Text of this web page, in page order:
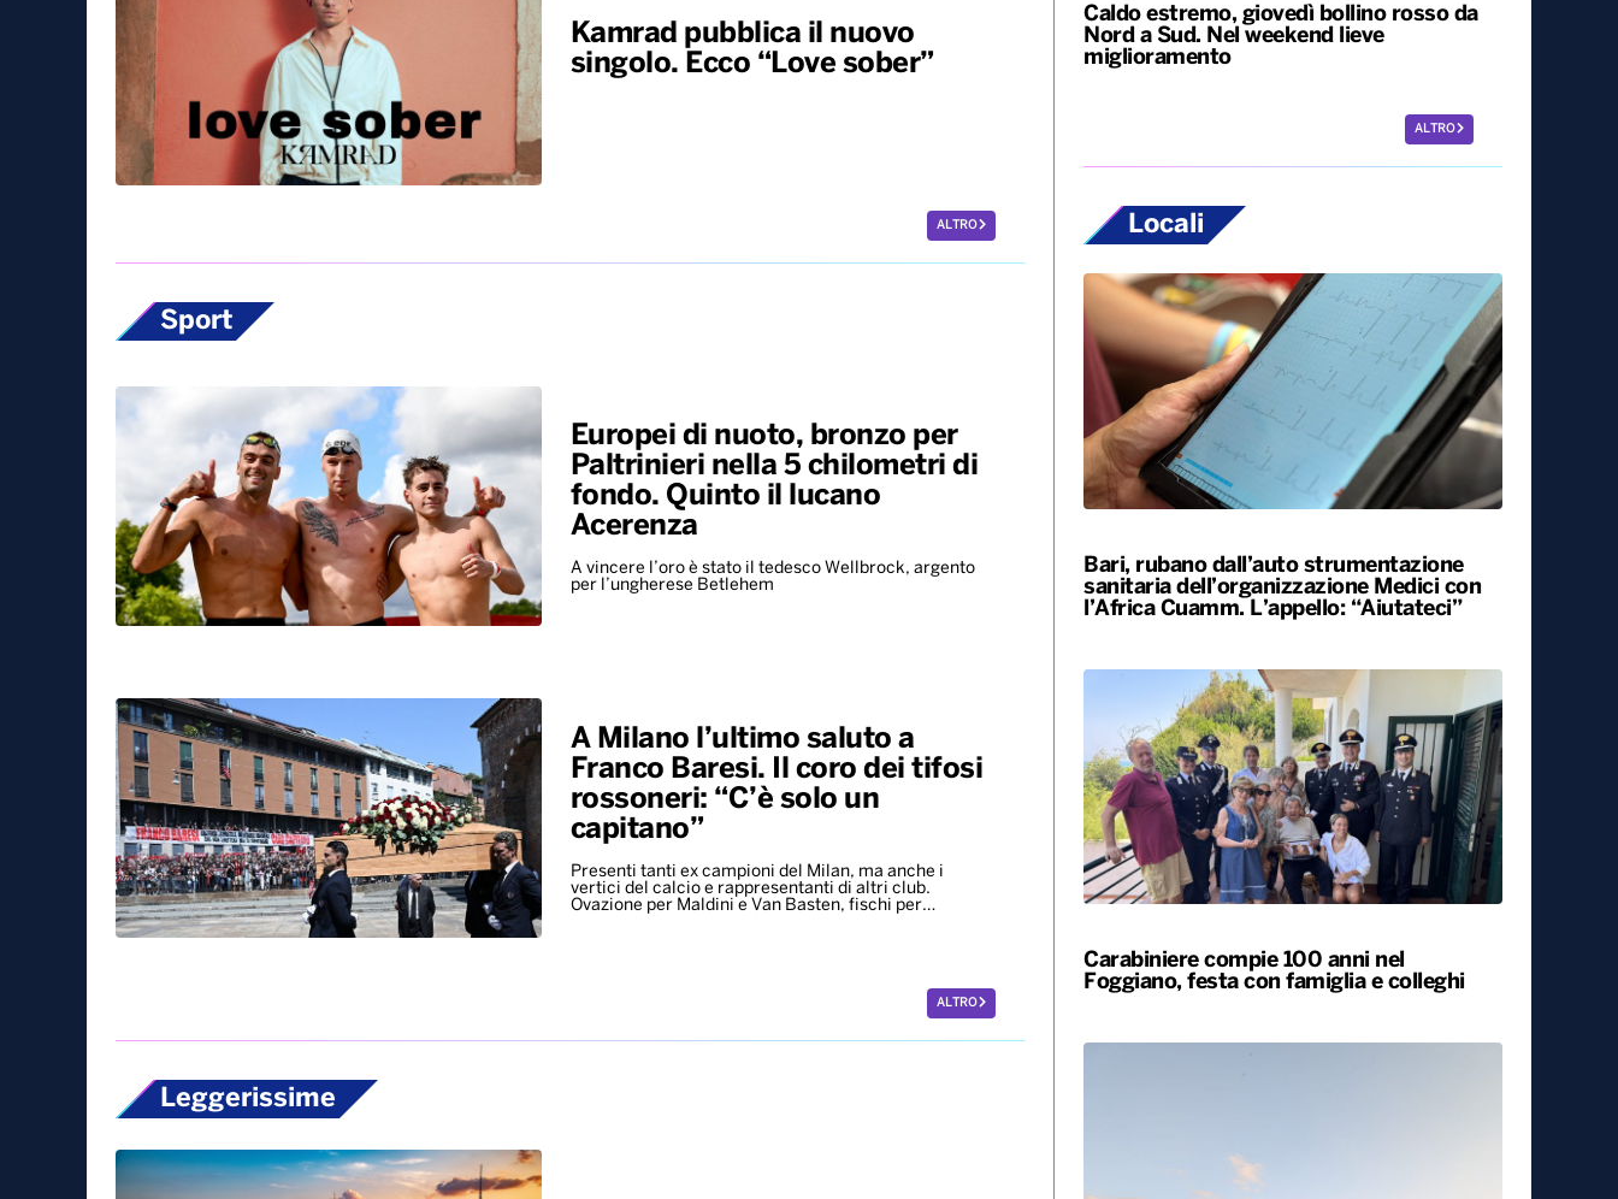
Kamrad pubblica il nuovo
singolo. Ecco “Love sober”
ALTRO
Sport
Europei di nuoto, bronzo per
Paltrinieri nella 5 chilometri di
fondo. Quinto il lucano
Acerenza
A vincere l’oro è stato il tedesco Wellbrock, argento
per l’ungherese Betlehem
A Milano l’ultimo saluto a
Franco Baresi. Il coro dei tifosi
rossoneri: “C’è solo un
capitano”
Presenti tanti ex campioni del Milan, ma anche i
vertici del calcio e rappresentanti di altri club.
Ovazione per Maldini e Van Basten, fischi per…
ALTRO
Leggerissime
Caldo estremo, giovedì bollino rosso da
Nord a Sud. Nel weekend lieve
miglioramento
ALTRO
Locali
Bari, rubano dall’auto strumentazione
sanitaria dell’organizzazione Medici con
l’Africa Cuamm. L’appello: “Aiutateci”
Carabiniere compie 100 anni nel
Foggiano, festa con famiglia e colleghi